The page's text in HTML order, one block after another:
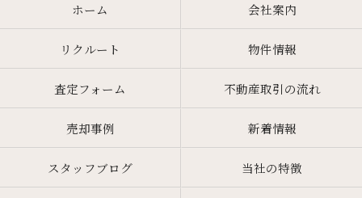
ホーム 会社案内
リクルート 物件情報
査定フォーム 不動産取引の流れ
売却事例 新着情報
スタッフブログ 当社の特徴